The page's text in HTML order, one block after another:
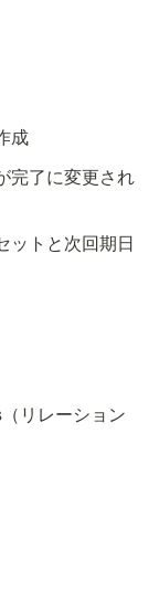
成
完了に変更され
ットと次回期日
リレーション